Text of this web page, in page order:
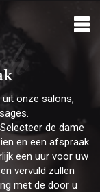
uit onze salons,
de dame
en een afspraak
een uur voor uw
vervuld zullen
met de door u